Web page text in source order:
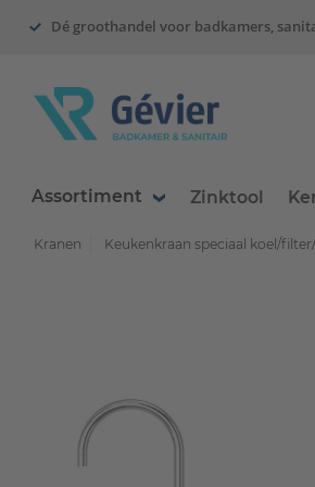
Dé groothandel voor badkamers,
Assortiment Zinktool
Kranen Keukenkraan speciaal koel/